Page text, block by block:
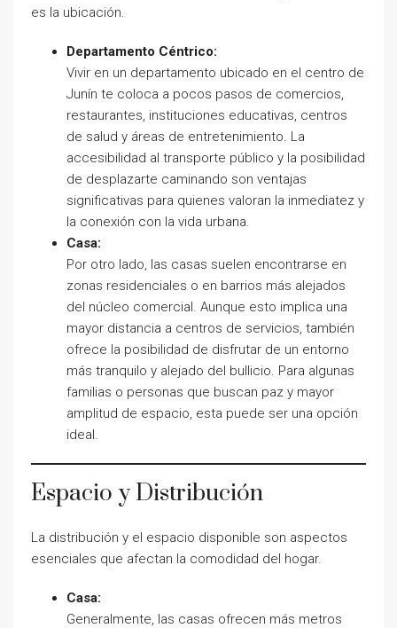
es la ubicación.
Departamento Céntrico:
Vivir en un departamento ubicado en el centro de
Junín te coloca a pocos pasos de comercios,
restaurantes, instituciones educativas, centros
de salud y áreas de entretenimiento. La
accesibilidad al transporte público y la posibilidad
de desplazarte caminando son ventajas
significativas para quienes valoran la inmediatez y
la conexión con la vida urbana.
Casa:
Por otro lado, las casas suelen encontrarse en
zonas residenciales o en barrios más alejados
del núcleo comercial. Aunque esto implica una
mayor distancia a centros de servicios, también
ofrece la posibilidad de disfrutar de un entorno
más tranquilo y alejado del bullicio. Para algunas
familias o personas que buscan paz y mayor
amplitud de espacio, esta puede ser una opción
ideal.
Espacio y Distribución
La distribución y el espacio disponible son aspectos
esenciales que afectan la comodidad del hogar.
Casa:
Generalmente, las casas ofrecen más metros